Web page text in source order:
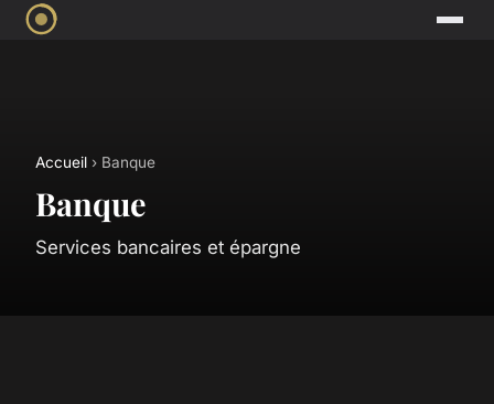
Accueil › Banque
Banque
Services bancaires et épargne